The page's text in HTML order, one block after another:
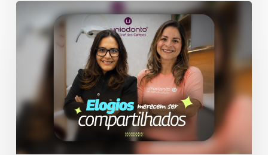
merecem
compartilhados!